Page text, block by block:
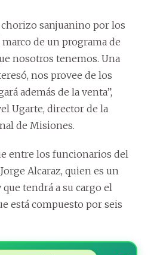
sanjuanino por los
de un programa de
nosotros tenemos. Una
nos provee de los
además de la venta”,
Ugarte, director de la
de Misiones.
entre los funcionarios del
Alcaraz, quien es un
tendrá a su cargo el
está compuesto por seis